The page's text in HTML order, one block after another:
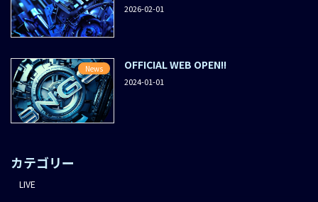
2026-02-01
News OFFICIAL WEB OPEN!!
2024-01-01
カテゴリー
LIVE